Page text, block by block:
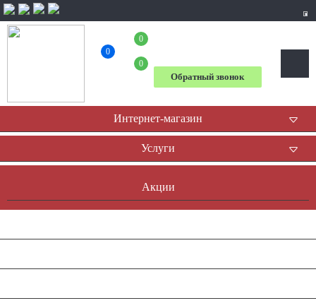
0
0
0
Обратный звонок
Интернет-магазин
Услуги
Акции